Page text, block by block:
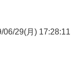
29(月) 17:28:11